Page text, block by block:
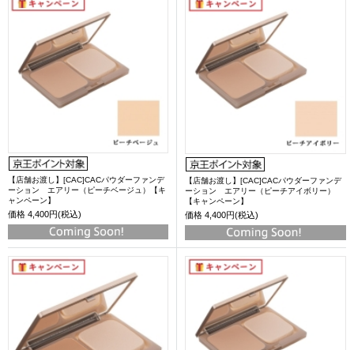
【店舗お渡し】[CAC]CACパウダーファンデ
ーション エアリー（ピーチベージュ）【キ
ャンペーン】
価格 4,400円(税込)
【店舗お渡し】[CAC]CACパウダーファンデ
ーション エアリー（ピーチアイボリー）
【キャンペーン】
価格 4,400円(税込)